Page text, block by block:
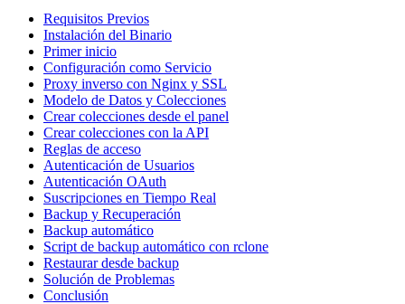
Requisitos Previos
Instalación del Binario
Primer inicio
Configuración como Servicio
Proxy inverso con Nginx y SSL
Modelo de Datos y Colecciones
Crear colecciones desde el panel
Crear colecciones con la API
Reglas de acceso
Autenticación de Usuarios
Autenticación OAuth
Suscripciones en Tiempo Real
Backup y Recuperación
Backup automático
Script de backup automático con rclone
Restaurar desde backup
Solución de Problemas
Conclusión